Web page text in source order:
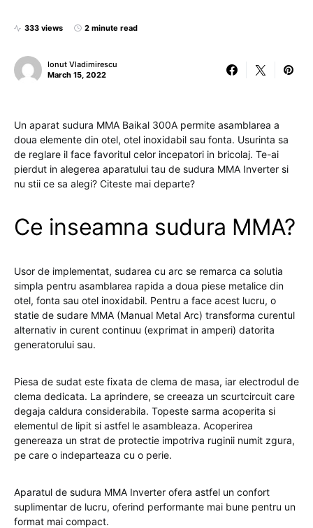
333 views 2 minute read
Ionut Vladimirescu
March 15, 2022
Un aparat sudura MMA Baikal 300A permite asamblarea a
doua elemente din otel, otel inoxidabil sau fonta. Usurinta sa
de reglare il face favoritul celor incepatori in bricolaj. Te-ai
pierdut in alegerea aparatului tau de sudura MMA Inverter si
nu stii ce sa alegi? Citeste mai departe?
Ce inseamna sudura MMA?
Usor de implementat, sudarea cu arc se remarca ca solutia
simpla pentru asamblarea rapida a doua piese metalice din
otel, fonta sau otel inoxidabil. Pentru a face acest lucru, o
statie de sudare MMA (Manual Metal Arc) transforma curentul
alternativ in curent continuu (exprimat in amperi) datorita
generatorului sau.
Piesa de sudat este fixata de clema de masa, iar electrodul de
clema dedicata. La aprindere, se creeaza un scurtcircuit care
degaja caldura considerabila. Topeste sarma acoperita si
elementul de lipit si astfel le asambleaza. Acoperirea
genereaza un strat de protectie impotriva ruginii numit zgura,
pe care o indeparteaza cu o perie.
Aparatul de sudura MMA Inverter ofera astfel un confort
suplimentar de lucru, oferind performante mai bune pentru un
format mai compact.